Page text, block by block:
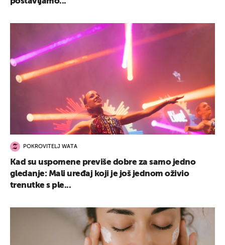
POKROVITELJ WATA
Kad su uspomene previše dobre za samo jedno
gledanje: Mali uređaj koji je još jednom oživio
trenutke s ple...